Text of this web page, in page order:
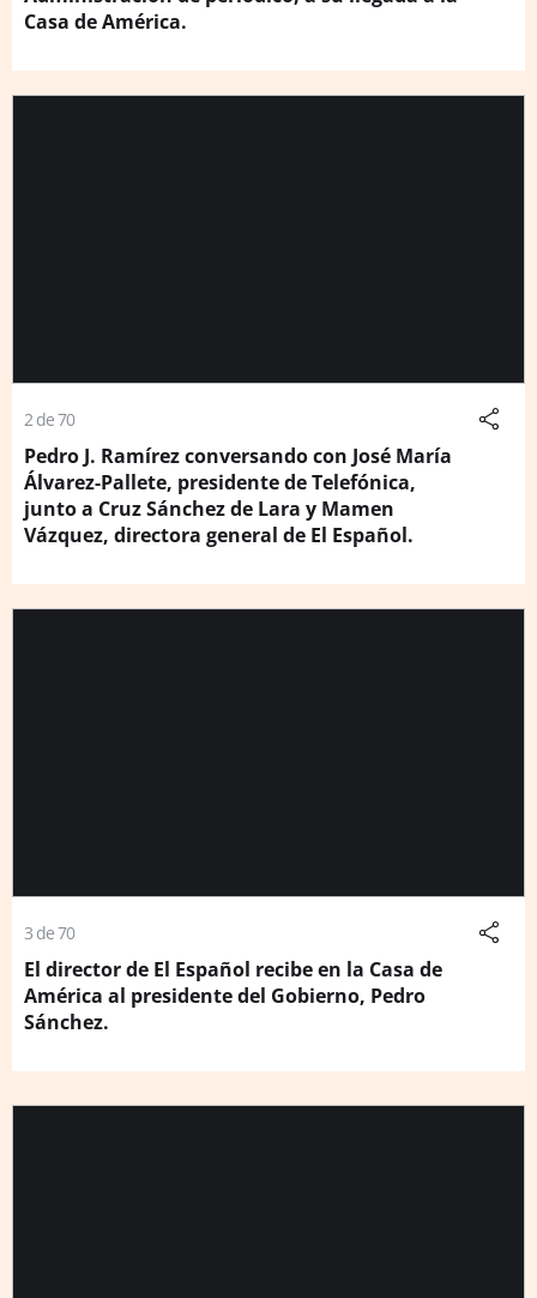
Casa de América.
2 de 70
Pedro J. Ramírez conversando con José María
Álvarez-Pallete, presidente de Telefónica,
junto a Cruz Sánchez de Lara y Mamen
Vázquez, directora general de El Español.
3 de 70
El director de El Español recibe en la Casa de
América al presidente del Gobierno, Pedro
Sánchez.